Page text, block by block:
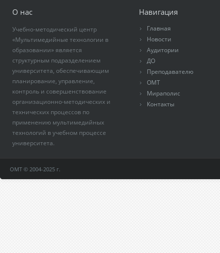
О нас
Учебно-методический центр
«Мультимедийные технологии в
образовании» является
структурным подразделением
университета, обеспечивающим
планирование, управление,
контроль и совершенствование
организационно-методических и
технических процессов по
применению мультимедийных
технологий в учебном процессе
университета.
Навигация
Главная
Новости
Аудитории
ДО
Преподавателю
ОМТ
Мираполис
Контакты
ОМТ © 2004-2025 г.